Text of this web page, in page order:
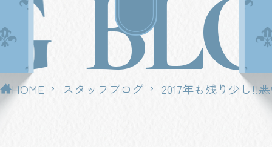
HOME スタッフブログ